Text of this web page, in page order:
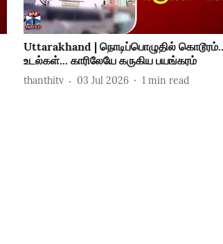
Uttarakhand | நொடிப்பொழுதில்
உடல்கள்... காரிலேயே கருகிய பயங்கரம்
thanthitv 03 Jul 2026 1 min read